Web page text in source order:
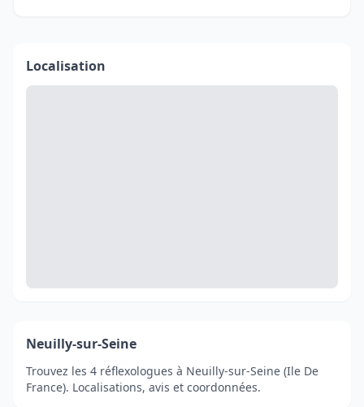
Localisation
Neuilly-sur-Seine
Trouvez les 4 réflexologues à Neuilly-sur-Seine (Ile De
France). Localisations, avis et coordonnées.